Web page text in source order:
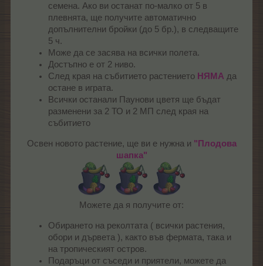
семена. Ако ви останат по-малко от 5 в
плевнята, ще получите автоматично
допълнителни бройки (до 5 бр.), в следващите
5 ч.
Може да се засява на всички полета.
Достъпно е от 2 ниво.
След края на събитието растението НЯМА да
остане в играта.
Всички останали Паунови цветя ще бъдат
разменени за 2 ТО и 2 МП след края на
събитието
Освен новото растение, ще ви е нужна и "Плодова
шапка"
Можете да я получите от:​
Обирането на реколтата ( всички растения,
обори и дървета ), както във фермата, така и
на тропическият остров.
Подаръци от съседи и приятели, можете да